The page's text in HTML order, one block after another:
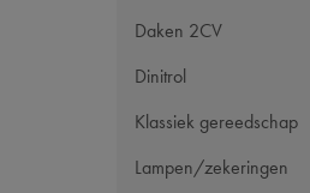
Daken 2CV
Dinitrol
Klassiek gereedschap
Lampen/zekeringen